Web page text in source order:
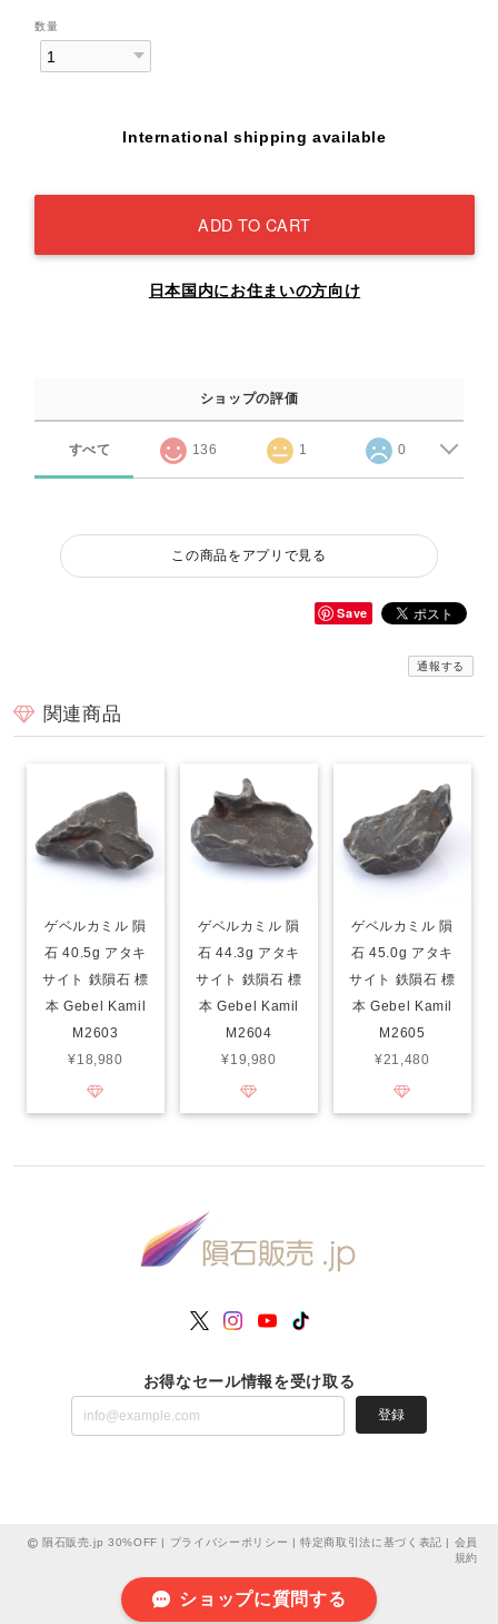
数量
International shipping available
ADD TO CART
日本国内にお住まいの方向け
ショップの評価
すべて 136 1 0
この商品をアプリで見る
Save
通報する
関連商品
ゲベルカミル 隕
石 40.5g アタキ
サイト 鉄隕石 標
本 Gebel Kamil
M2603
¥18,980
ゲベルカミル 隕
石 44.3g アタキ
サイト 鉄隕石 標
本 Gebel Kamil
M2604
¥19,980
ゲベルカミル 隕
石 45.0g アタキ
サイト 鉄隕石 標
本 Gebel Kamil
M2605
¥21,480
お得なセール情報を受け取る
登録
隕石販売.jp 30%OFF | プライバシーポリシー |特定商取引法に基づく表記
会員
規約
ショップに質問する